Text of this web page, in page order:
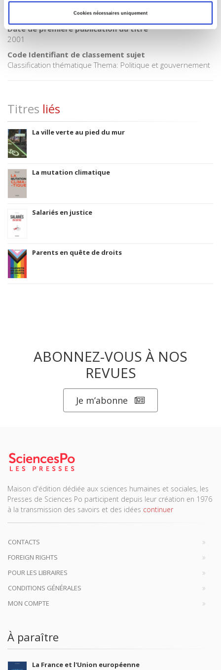
Cookies nécessaires uniquement
CLIL (Version 2013-2019 )
3283 SCIENCES POLITIQUES
Date de première publication du titre
2001
Code Identifiant de classement sujet
Classification thématique Thema: Politique et gouvernement
Titres liés
La ville verte au pied du mur
La mutation climatique
Salariés en justice
Parents en quête de droits
ABONNEZ-VOUS À NOS
REVUES
Je m’abonne
Maison d'édition dédiée aux sciences humaines et sociales, les
Presses de Sciences Po participent depuis leur création en 1976
à la transmission des savoirs et des idées continuer
CONTACTS
FOREIGN RIGHTS
POUR LES LIBRAIRES
CONDITIONS GÉNÉRALES
MON COMPTE
À paraître
La France et l'Union européenne